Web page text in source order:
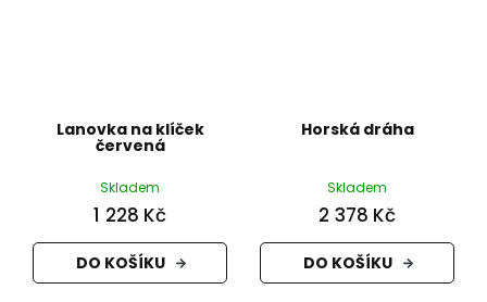
Lanovka na klíček
červená
Skladem
1 228 Kč
DO KOŠÍKU
Horská dráha
Skladem
2 378 Kč
DO KOŠÍKU